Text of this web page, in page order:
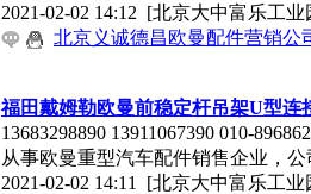
2021-02-02 14:12 [北京大中富乐工业
北京义诚德昌欧曼配件营销公
福田戴姆勒欧曼前稳定杆吊架U型连
13683298890 13911067390 010-
从事欧曼重型汽车配件销售企业，公
2021-02-02 14:11 [北京大中富乐工业